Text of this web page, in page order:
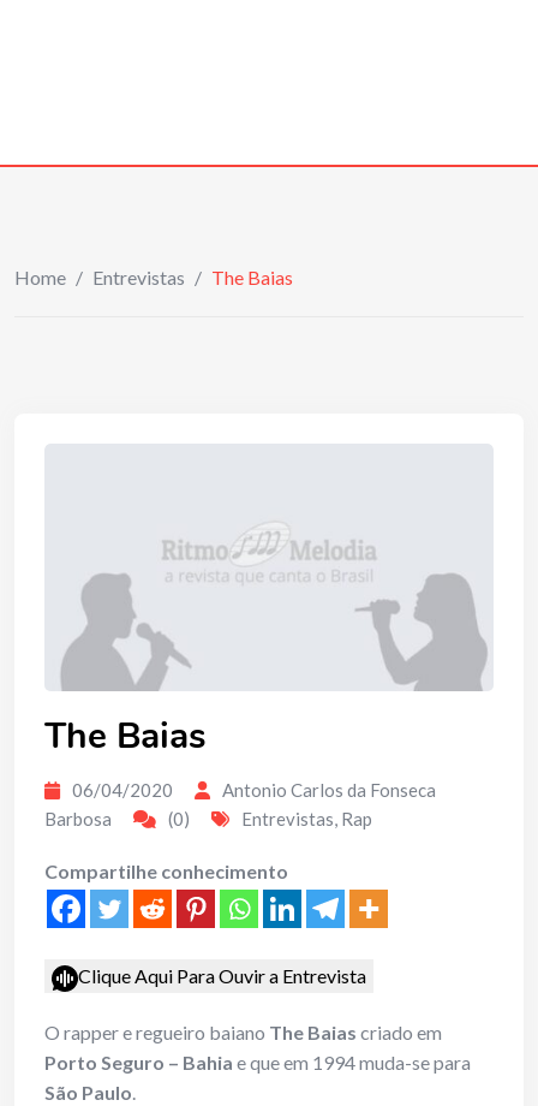
Home / Entrevistas / The Baias
The Baias
06/04/2020
Antonio Carlos da Fonseca
Barbosa
(0) Entrevistas, Rap
Compartilhe conhecimento
Clique Aqui Para Ouvir a Entrevista
O rapper e regueiro baiano The Baias criado em
Porto Seguro – Bahia e que em 1994 muda-se para
São Paulo.